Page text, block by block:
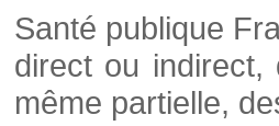
Santé publique
direct ou indirect,
même partielle,